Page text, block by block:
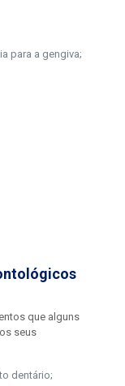
para a gengiva;
que alguns
seus
dentário;